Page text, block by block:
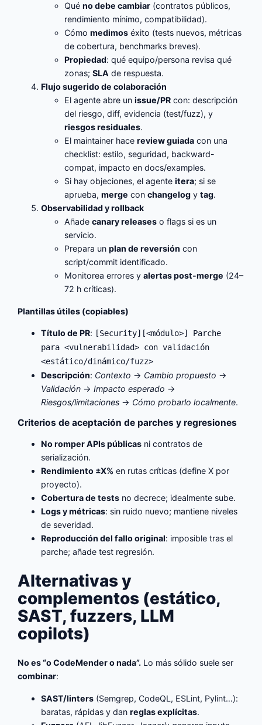
Quéno debe cambiar (contratos públicos,
rendimiento mínimo, compatibilidad).
Cómomedimos éxito (tests nuevos, métricas
de cobertura, benchmarks breves).
Propiedad: qué equipo/persona revisa qué
zonas;SLA de respuesta.
Flujo sugerido de colaboración
El agente abre unissue/PR con: descripción
del riesgo, diff, evidencia (test/fuzz), y
riesgos residuales.
El maintainer hacereview guiada con una
checklist: estilo, seguridad, backward-
compat, impacto en docs/examples.
Si hay objeciones, el agenteitera; si se
aprueba,merge conchangelog ytag.
Observabilidad y rollback
Añadecanary releases o flags si es un
servicio.
Prepara unplan de reversión con
script/commit identificado.
Monitorea errores yalertas post-merge (24–
72 h críticas).
Plantillas útiles (copiables)
Título de PR: [Security][<módulo>] Parche
para <vulnerabilidad> con validación
<estático/dinámico/fuzz>
Descripción: Contexto → Cambio propuesto →
Validación →Impacto esperado →
Riesgos/limitaciones → Cómo probarlo localmente.
Criterios de aceptación de parches y regresiones
No romper APIs públicas ni contratos de
serialización.
Rendimiento ±X% en rutas críticas (define X por
proyecto).
Cobertura de tests no decrece; idealmente sube.
Logs y métricas: sin ruido nuevo; mantiene niveles
de severidad.
Reproducción del fallo original: imposible tras el
parche; añade test regresión.
Alternativas y
complementos (estático,
SAST, fuzzers, LLM
copilots)
No es “o CodeMender o nada”. Lo más sólido suele ser
combinar:
SAST/linters (Semgrep, CodeQL, ESLint, Pylint…):
baratas, rápidas y danreglas explícitas.